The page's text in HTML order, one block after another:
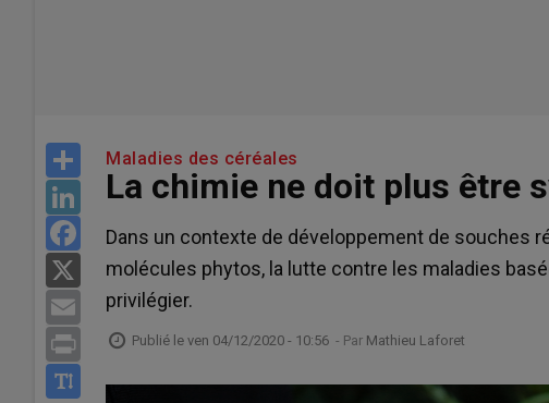
Share
LinkedIn
Facebook
Email
Print
Maladies des céréales
La chimie ne doit plus être
Dans un contexte de développement de souches
molécules phytos, la lutte contre les maladies
privilégier.
Publié le ven 04/12/2020 - 10:56 - Par Mathieu Laforet